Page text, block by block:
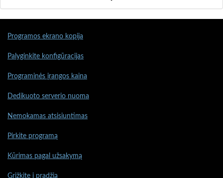
Programos ekrano kopija
Palyginkite konfigūracijas
Programinės įrangos kaina
Dedikuoto serverio nuoma
Nemokamas atsisiuntimas
Pirkite programą
Kūrimas pagal užsakymą
Grįžkite į pradžią